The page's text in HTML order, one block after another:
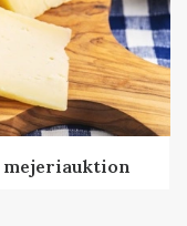
mejeriauktion